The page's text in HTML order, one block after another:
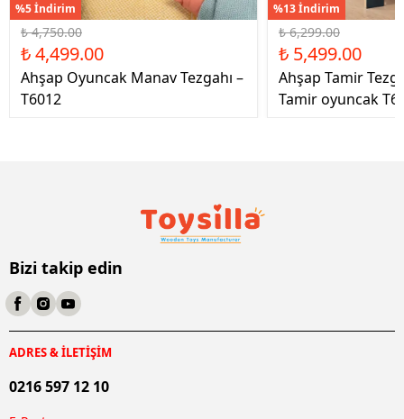
%5 İndirim
₺ 4,750.00
₺ 4,499.00
Ahşap Oyuncak Manav Tezgahı –
T6012
%13 İndirim
₺ 6,299.00
₺ 5,499.00
Ahşap Tamir
Tamir oyuncak
Bizi takip edin
ADRES & İLETİŞİM
0216 597 12 10